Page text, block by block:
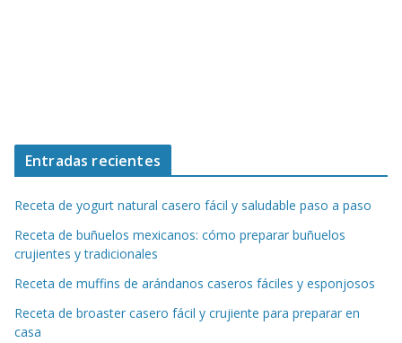
Entradas recientes
Receta de yogurt natural casero fácil y saludable paso a paso
Receta de buñuelos mexicanos: cómo preparar buñuelos
crujientes y tradicionales
Receta de muffins de arándanos caseros fáciles y esponjosos
Receta de broaster casero fácil y crujiente para preparar en
casa